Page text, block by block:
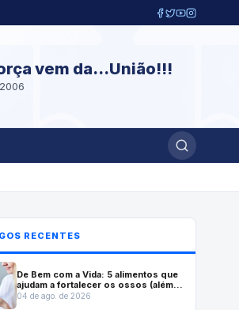
vem da...União!!!
RECENTES
De Bem com a Vida: 5 alimentos que
ajudam a fortalecer os ossos (além
do leite)
04 de ago. de 2026